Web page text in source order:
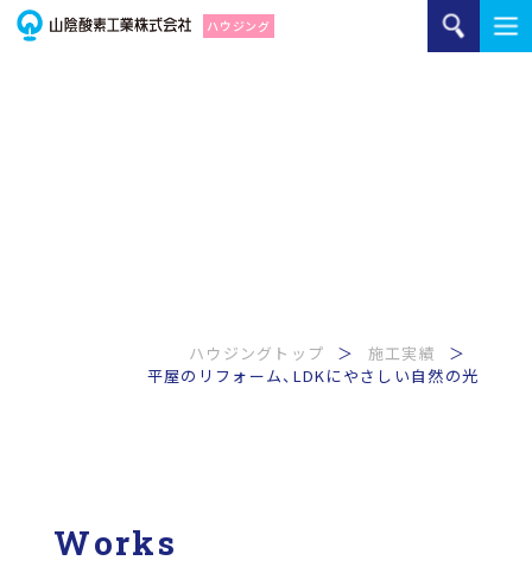
ハウジングトップ
施工実績
平屋のリフォーム、LDKにやさしい自然の光
Works